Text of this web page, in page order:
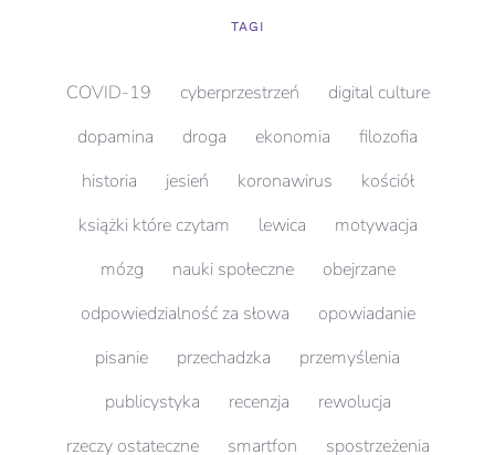
TAGI
COVID-19 cyberprzestrzeń
digital culture
dopamina
droga ekonomia
filozofia
historia
jesień koronawirus
kościół
książki które czytam
lewica
motywacja
mózg
nauki społeczne
obejrzane
odpowiedzialność za słowa
opowiadanie
pisanie
przechadzka
przemyślenia
publicystyka
recenzja
rewolucja
rzeczy ostateczne
smartfon spostrzeżenia